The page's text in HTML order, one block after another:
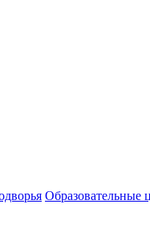
Образовательные